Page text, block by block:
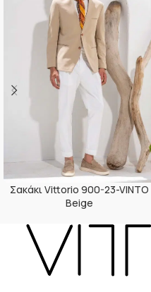
Σακάκι Vittorio 900-23-VINTO
Beige